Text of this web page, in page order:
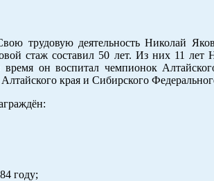
трудовую деятельность Николай
стаж составил 50 лет. Из них 11 лет
он воспитал чемпионок
края и Сибирского
году;